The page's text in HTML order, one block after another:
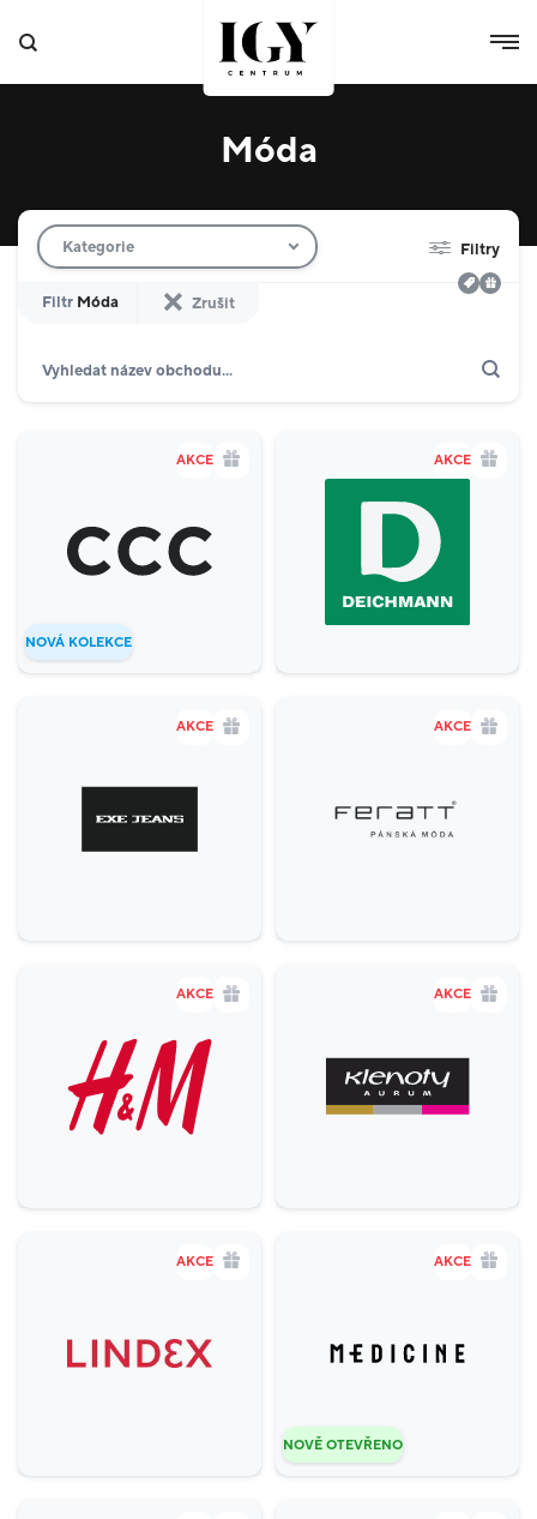
Móda
Filtr obchodů
Kategorie
Filtr Móda Zrušit
Filtry
4
Gastronomie a delikatesy
Sport
Móda
NOVÁ KOLEKCE
AKCE AKCE
AKCE AKCE
AKCE AKCE
AKCE
NOVĚ OTEVŘENO
AKCE